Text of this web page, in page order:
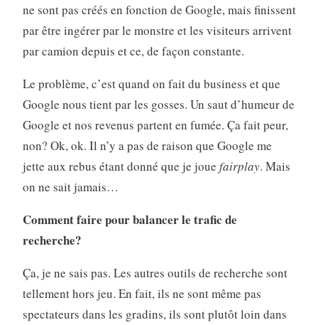
ne sont pas créés en fonction de Google, mais finissent
par être ingérer par le monstre et les visiteurs arrivent
par camion depuis et ce, de façon constante.
Le problème, c’est quand on fait du business et que
Google nous tient par les gosses. Un saut d’humeur de
Google et nos revenus partent en fumée. Ça fait peur,
non? Ok, ok. Il n’y a pas de raison que Google me
jette aux rebus étant donné que je joue fairplay. Mais
on ne sait jamais…
Comment faire pour balancer le trafic de
recherche?
Ça, je ne sais pas. Les autres outils de recherche sont
tellement hors jeu. En fait, ils ne sont même pas
spectateurs dans les gradins, ils sont plutôt loin dans